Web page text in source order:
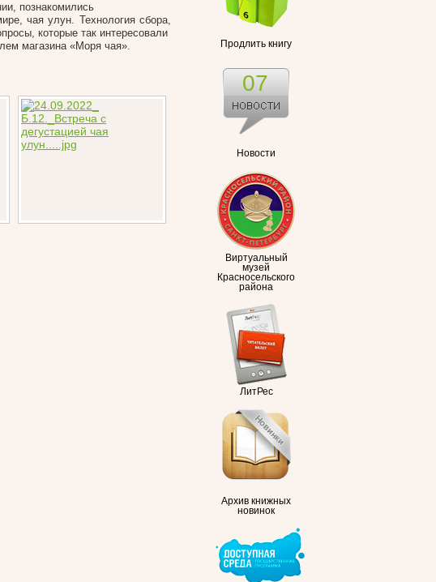
Продлить книгу
Новости
07
Виртуальный
музей
Красносельского
района
ЛитРес
Архив книжных
новинок
познакомились
чая улун. Технология сбора,
которые так интересовали
магазина «Моря чая».